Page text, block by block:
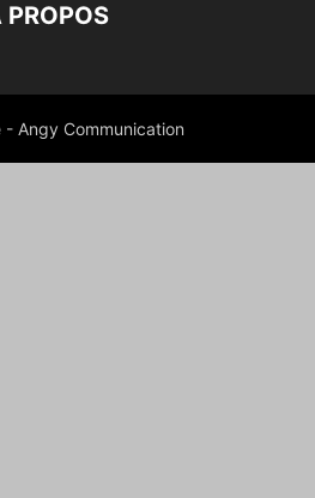
PROPOS
Angy Communication